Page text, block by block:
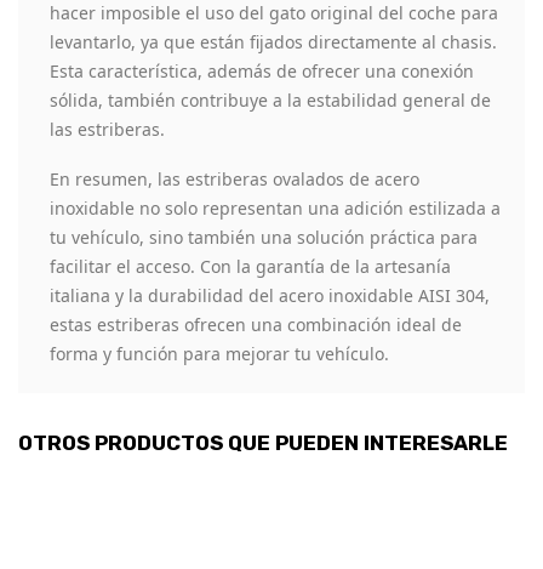
hacer imposible el uso del gato original del coche para
levantarlo, ya que están fijados directamente al chasis.
Esta característica, además de ofrecer una conexión
sólida, también contribuye a la estabilidad general de
las estriberas.
En resumen, las estriberas ovalados de acero
inoxidable no solo representan una adición estilizada a
tu vehículo, sino también una solución práctica para
facilitar el acceso. Con la garantía de la artesanía
italiana y la durabilidad del acero inoxidable AISI 304,
estas estriberas ofrecen una combinación ideal de
forma y función para mejorar tu vehículo.
OTROS PRODUCTOS QUE PUEDEN INTERESARLE